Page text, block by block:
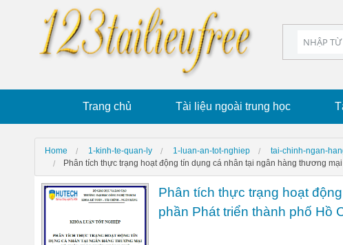
Trang chủ Tài liệu ngoài trung học
Home 1-kinh-te-quan-ly 1-luan-an-tot-nghiep
tai-chinh-ngan-
Phân tích thực trạng hoạt động tín dụng cá nhân tại ngân hàng thương
Phân tích thực trạng hoạt
phần Phát triển thành phố Hồ